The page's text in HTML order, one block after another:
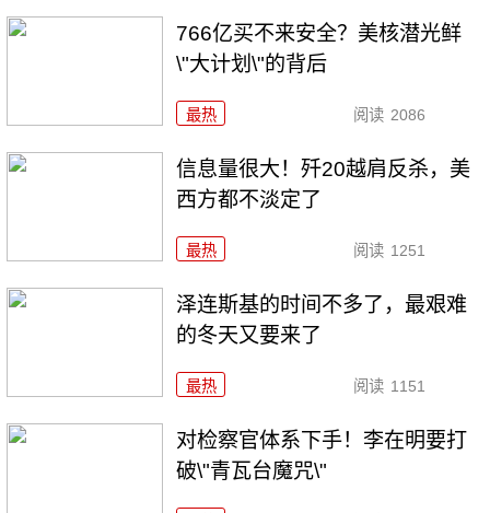
766亿买不来安全？美核潜光鲜
\"大计划\"的背后
最热 阅读 2086
信息量很大！歼20越肩反杀，美
西方都不淡定了
最热 阅读 1251
泽连斯基的时间不多了，最艰难
的冬天又要来了
最热 阅读 1151
对检察官体系下手！李在明要打
破\"青瓦台魔咒\"